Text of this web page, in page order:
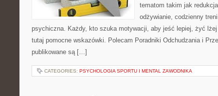
tematom takim jak
odżywianie, codzienny
psychiczna. Każdy, kto szuka motywacji, aby jeść lepiej, żyć
tutaj pomocne wskazówki. Polecam Poradniki Odchudzania i
publikowane są […]
CATEGORIES: PSYCHOLOGIA SPORTU I MENTAL ZAWODNIKA